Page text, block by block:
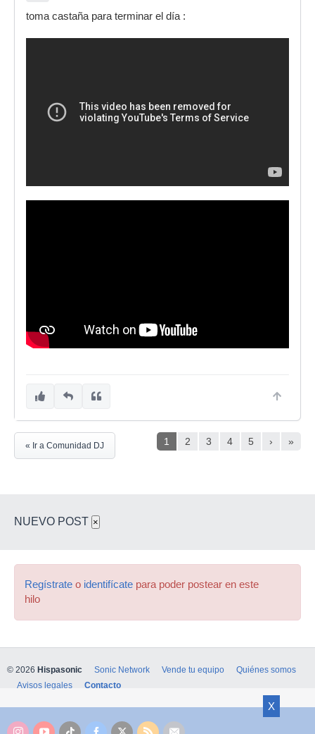
toma castaña para terminar el día :
1 2 3 4 5 › »
« Ir a Comunidad DJ
NUEVO POST ×
Regístrate o identifícate para poder postear en este
hilo
X
© 2026 Hispasonic Sonic Network Vende tu equipo
Quiénes somos
Avisos legales
Contacto